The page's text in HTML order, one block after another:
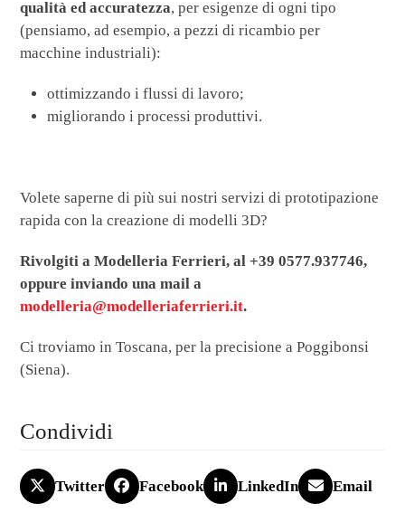
qualità ed accuratezza, per esigenze di ogni tipo
(pensiamo, ad esempio, a pezzi di ricambio per
macchine industriali):
ottimizzando i flussi di lavoro;
migliorando i processi produttivi.
Volete saperne di più sui nostri servizi di prototipazione
rapida con la creazione di modelli 3D?
Rivolgiti a Modelleria Ferrieri, al +39 0577.937746,
oppure inviando una mail a
modelleria@modelleriaferrieri.it.
Ci troviamo in Toscana, per la precisione a Poggibonsi
(Siena).
Condividi
Twitter Facebook LinkedIn Email